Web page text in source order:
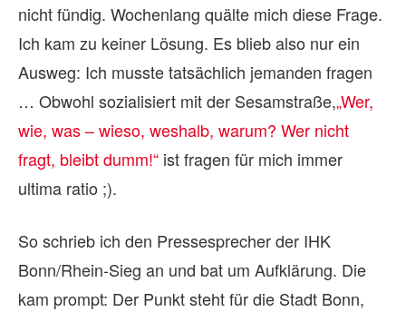
nicht fündig. Wochenlang quälte mich diese Frage.
Ich kam zu keiner Lösung. Es blieb also nur ein
Ausweg: Ich musste tatsächlich jemanden fragen
… Obwohl sozialisiert mit der Sesamstraße,„Wer,
wie, was – wieso, weshalb, warum? Wer nicht
fragt, bleibt dumm!“ ist fragen für mich immer
ultima ratio ;).
So schrieb ich den Pressesprecher der IHK
Bonn/Rhein-Sieg an und bat um Aufklärung. Die
kam prompt: Der Punkt steht für die Stadt Bonn,